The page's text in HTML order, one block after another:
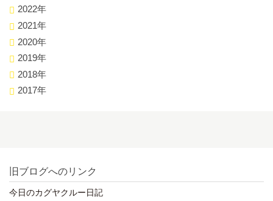
2022年
2021年
2020年
2019年
2018年
2017年
旧ブログへのリンク
今日のカグヤクルー日記